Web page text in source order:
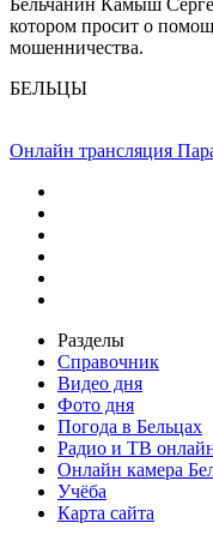
котором просит о
мошенничества.
БЕЛЬЦЫ
Онлайн трансляция
Разделы
Справочник
Видео дня
Фото дня
Погода в Бельцах
Радио и ТВ
Онлайн камера
Учёба
Карта сайта